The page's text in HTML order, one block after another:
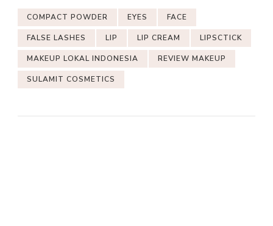
COMPACT POWDER EYES FACE
FALSE LASHES LIP LIP CREAM LIPSCTICK
MAKEUP LOKAL INDONESIA REVIEW MAKEUP
SULAMIT COSMETICS